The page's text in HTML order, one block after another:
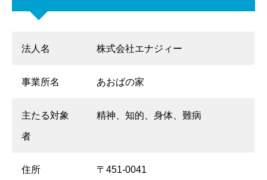
法人名 株式会社エナジィー
事業所名 あおばの家
主たる対象
者
精神、知的、身体、難病
住所 〒451-0041